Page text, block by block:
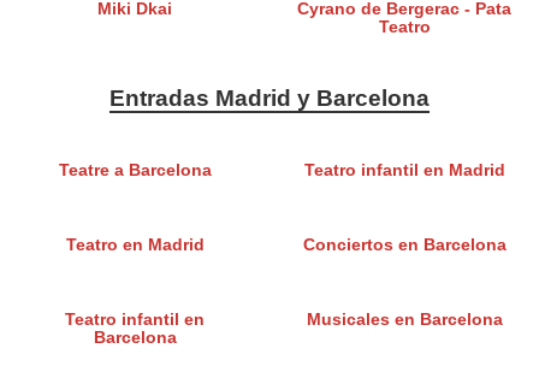
Miki Dkai
Cyrano de Bergerac - Pata
Teatro
Entradas Madrid y Barcelona
Teatre a Barcelona Teatro infantil en Madrid
Teatro en Madrid Conciertos en Barcelona
Teatro infantil en
Barcelona
Musicales en Barcelona